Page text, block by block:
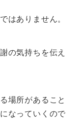
はありません。
の気持ちを伝え
場所があること
なっていくので